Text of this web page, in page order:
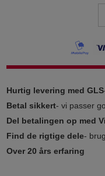
Hurtig levering med GLS
Betal sikkert- vi passer
Del betalingen op med
Find de rigtige dele-
Over 20 års erfaring